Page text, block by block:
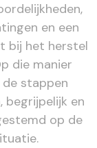
en een
bij het herstel
die manier
de stappen
begrijpelijk en
op de